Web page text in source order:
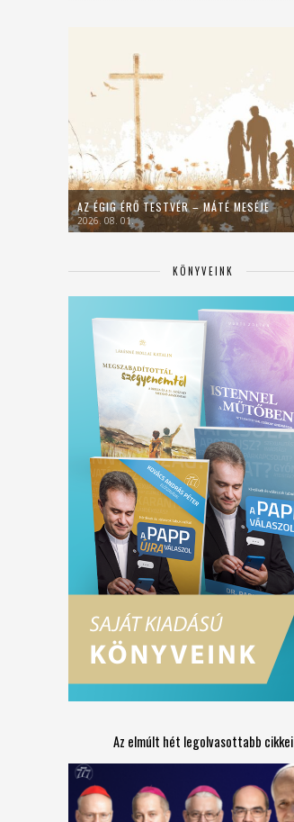
AZ ÉGIG ÉRŐ TESTVÉR – MÁTÉ MESÉJE
2026. 08. 01.
KÖNYVEINK
Az elmúlt hét legolvasottabb cikkei